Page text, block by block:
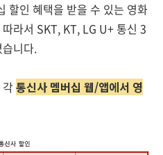
할인 혜택을 받을 수 있는 영화
라서 SKT, KT, LG U+ 통신 3
니다.
통신사 멤버십 웹/앱에서 영